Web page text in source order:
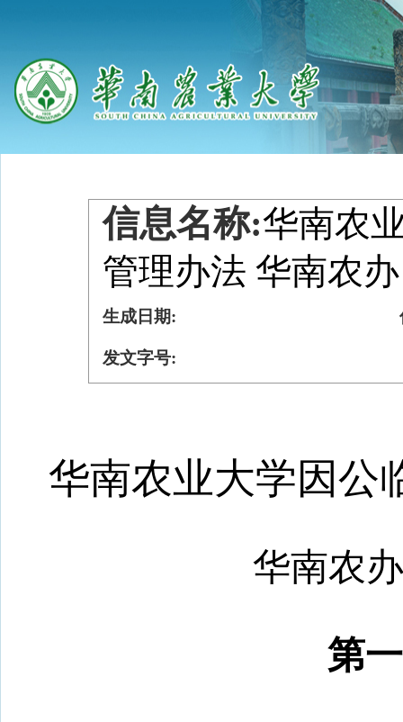
信息名称:华南农
管理办法 华南农
生成日期:
发文字号:
华南农业大学因公
华南农
第